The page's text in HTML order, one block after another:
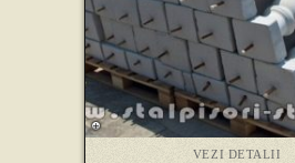
VEZI DETALII